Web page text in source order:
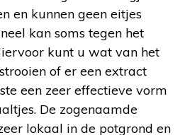
en kunnen geen eitjes
kan soms tegen het
kunt u wat van het
of er een extract
een zeer effectieve vorm
De zogenaamde
lokaal in de potgrond en